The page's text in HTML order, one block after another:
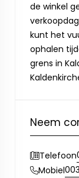
de winkel
kunt het
ophalen
grens in
Neem
Telefoon
Mobiel